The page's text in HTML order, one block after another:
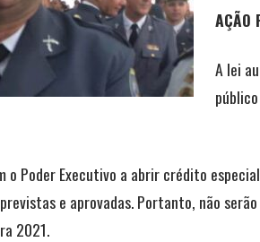
AÇÃO
A lei
o Poder Executivo a abrir crédito
e aprovadas. Portanto, não
2021.